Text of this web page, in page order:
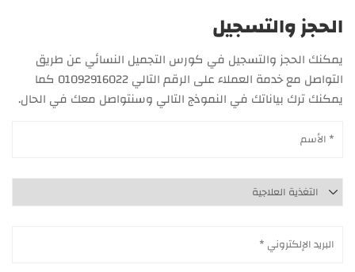
الحجز والتسجيل
يمكنك الحجز والتسجيل في كورس التجميل النسائي عن طريق
التواصل مع خدمة العملاء على الرقم التالي 01092916022 كما
يمكنك ترك بياناتك في النموذج التالي وسنتواصل معك في الحال.